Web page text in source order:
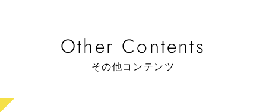
Other Contents
その他コンテンツ